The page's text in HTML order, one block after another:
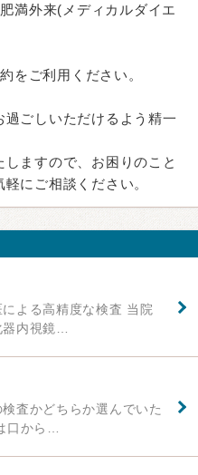
満外来(メディカルダイエ
をご利用ください。
ごしいただけるよう精一
ますので、お困りのこと
にご相談ください。
よる高精度な検査 当院
内視鏡…
査かどちらか選んでいた
口から…